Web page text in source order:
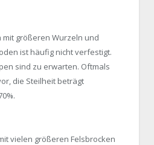
mit größeren Wurzeln und
ist häufig nicht verfestigt.
sind zu erwarten. Oftmals
die Steilheit beträgt
vielen größeren Felsbrocken